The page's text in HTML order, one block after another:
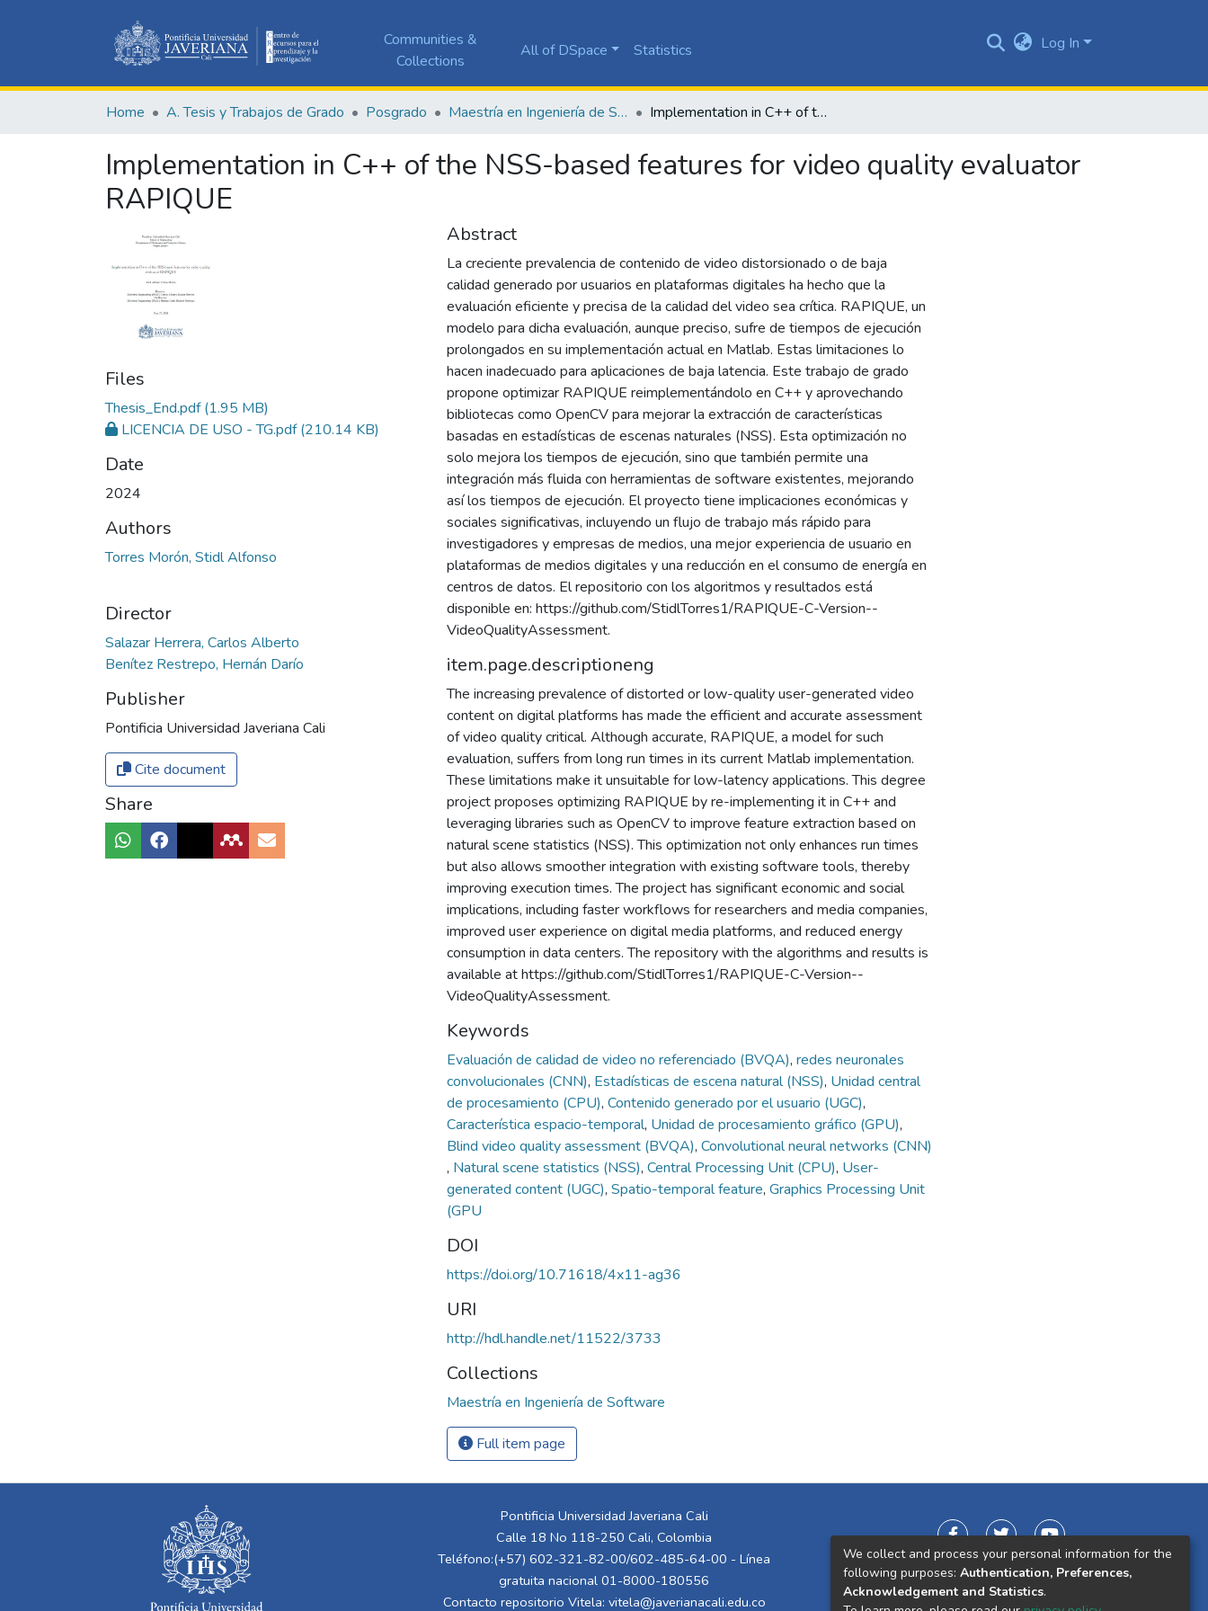
Communities &
Collections
All of DSpace Statistics Log In
Home A. Tesis y Trabajos de Grado Posgrado Maestría en Ingeniería de Software Implementation in C++ of the NSS-based features for video quality evaluator RAPIQUE
Implementation in C++ of the NSS-based features for video quality evaluator
RAPIQUE
Files
Thesis_End.pdf(1.95 MB)
LICENCIA DE USO - TG.pdf(210.14 KB)
Date
2024
Authors
Torres Morón, Stidl Alfonso
Director
Salazar Herrera, Carlos Alberto
Benítez Restrepo, Hernán Darío
Publisher
Pontificia Universidad Javeriana Cali
Cite document
Share
Abstract
La creciente prevalencia de contenido de video distorsionado o de baja
calidad generado por usuarios en plataformas digitales ha hecho que la
evaluación eficiente y precisa de la calidad del video sea crítica. RAPIQUE, un
modelo para dicha evaluación, aunque preciso, sufre de tiempos de ejecución
prolongados en su implementación actual en Matlab. Estas limitaciones lo
hacen inadecuado para aplicaciones de baja latencia. Este trabajo de grado
propone optimizar RAPIQUE reimplementándolo en C++ y aprovechando
bibliotecas como OpenCV para mejorar la extracción de características
basadas en estadísticas de escenas naturales (NSS). Esta optimización no
solo mejora los tiempos de ejecución, sino que también permite una
integración más fluida con herramientas de software existentes, mejorando
así los tiempos de ejecución. El proyecto tiene implicaciones económicas y
sociales significativas, incluyendo un flujo de trabajo más rápido para
investigadores y empresas de medios, una mejor experiencia de usuario en
plataformas de medios digitales y una reducción en el consumo de energía en
centros de datos. El repositorio con los algoritmos y resultados está
disponible en: https://github.com/StidlTorres1/RAPIQUE-C-Version--
VideoQualityAssessment.
item.page.descriptioneng
The increasing prevalence of distorted or low-quality user-generated video
content on digital platforms has made the efficient and accurate assessment
of video quality critical. Although accurate, RAPIQUE, a model for such
evaluation, suffers from long run times in its current Matlab implementation.
These limitations make it unsuitable for low-latency applications. This degree
project proposes optimizing RAPIQUE by re-implementing it in C++ and
leveraging libraries such as OpenCV to improve feature extraction based on
natural scene statistics (NSS). This optimization not only enhances run times
but also allows smoother integration with existing software tools, thereby
improving execution times. The project has significant economic and social
implications, including faster workflows for researchers and media companies,
improved user experience on digital media platforms, and reduced energy
consumption in data centers. The repository with the algorithms and results is
available at https://github.com/StidlTorres1/RAPIQUE-C-Version--
VideoQualityAssessment.
Keywords
Evaluación de calidad de video no referenciado (BVQA), redes neuronales
convolucionales (CNN), Estadísticas de escena natural (NSS), Unidad central
de procesamiento (CPU), Contenido generado por el usuario (UGC),
Característica espacio-temporal, Unidad de procesamiento gráfico (GPU),
Blind video quality assessment (BVQA), Convolutional neural networks (CNN)
, Natural scene statistics (NSS), Central Processing Unit (CPU), User-
generated content (UGC), Spatio-temporal feature, Graphics Processing Unit
(GPU
DOI
https://doi.org/10.71618/4x11-ag36
URI
http://hdl.handle.net/11522/3733
Collections
Maestría en Ingeniería de Software
Full item page
Pontificia Universidad Javeriana Cali
Calle 18 No 118-250 Cali, Colombia
Teléfono:(+57) 602-321-82-00/602-485-64-00 - Línea
gratuita nacional 01-8000-180556
Contacto repositorio Vitela: vitela@javerianacali.edu.co
We collect and process your personal information for the
following purposes: Authentication, Preferences,
Acknowledgement and Statistics.